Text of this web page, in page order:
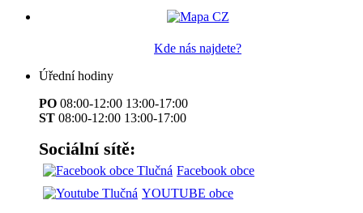
Kde nás najdete?
Úřední hodiny
PO 08:00-12:00 13:00-17:00
ST 08:00-12:00 13:00-17:00
Sociální sítě:
Facebook obce
YOUTUBE obce